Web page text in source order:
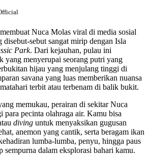
Nuca Molas viral di media sosial
disebut-sebut sangat mirip dengan Isla
Park. Dari kejauhan, pulau ini
yang menyerupai seorang putri yang
hijau yang menjulang tinggi di
savana yang luas memberikan nuansa
terbit atau terbenam di balik bukit.
memukau, perairan di sekitar Nuca
para pecinta olahraga air. Kamu bisa
diving untuk menyaksikan gugusan
anemon yang cantik, serta beragam ikan
lumba-lumba, penyu, hingga paus
sempurna dalam eksplorasi bahari kamu.